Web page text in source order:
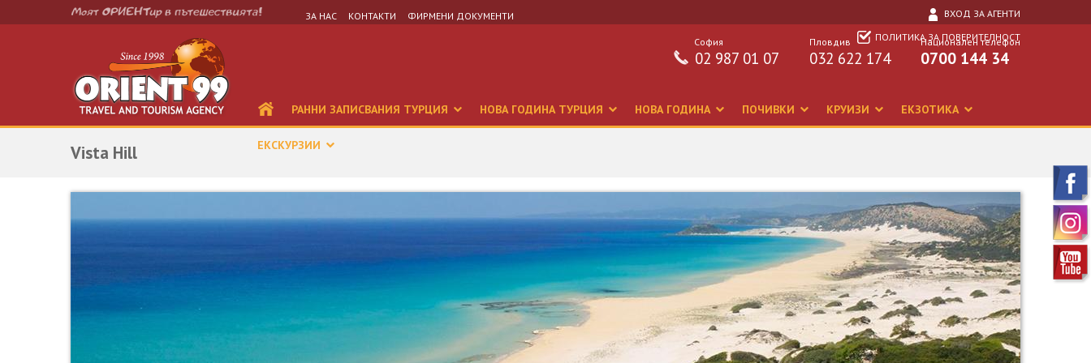
ЗА НАС КОНТАКТИ ФИРМЕНИ ДОКУМЕНТИ
ВХОД ЗА АГЕНТИ
ПОЛИТИКА ЗА ПОВЕРИТЕЛНОСТ
Национален телефон
0700 144 34
Пловдив
032 622 174
София
02 987 01 07
РАННИ ЗАПИСВАНИЯ ТУРЦИЯ НОВА ГОДИНА ТУРЦИЯ НОВА ГОДИНА ПОЧИВКИ КРУИЗИ ЕКЗОТИКА
ЕКСКУРЗИИ
Vista Hill